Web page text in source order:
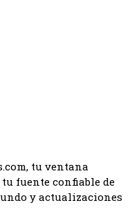
tu ventana
fuente confiable de
y actualizaciones